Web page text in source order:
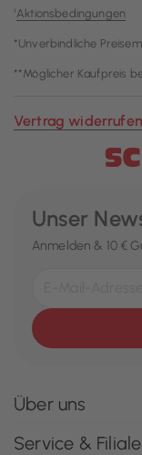
¹Aktionsbedingungen
*Unverbindliche
**Möglicher Kaufpreis
Vertrag widerrufen
Unser
Anmelden & 10 €
Über uns
Service &